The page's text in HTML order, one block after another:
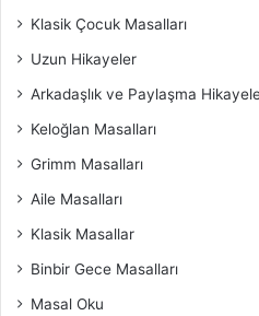
Klasik Çocuk Masalları
Uzun Hikayeler
Arkadaşlık ve Paylaşma
Keloğlan Masalları
Grimm Masalları
Aile Masalları
Klasik Masallar
Binbir Gece Masalları
Masal Oku